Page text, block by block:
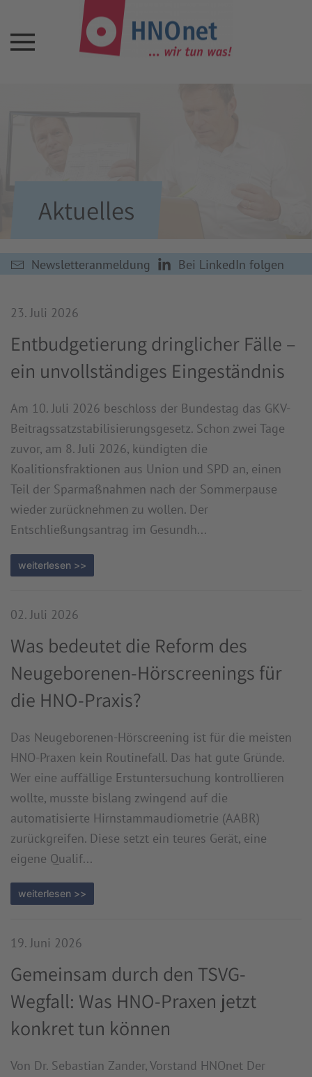
Aktuelles
Newsletteranmeldung Bei LinkedIn folgen
23. Juli 2026
Entbudgetierung dringlicher Fälle –
ein unvollständiges Eingeständnis
Am 10. Juli 2026 beschloss der Bundestag das GKV-
Beitragssatzstabilisierungsgesetz. Schon zwei Tage
zuvor, am 8. Juli 2026, kündigten die
Koalitionsfraktionen aus Union und SPD an, einen
Teil der Sparmaßnahmen nach der Sommerpause
wieder zurücknehmen zu wollen. Der
Entschließungsantrag im Gesundh...
weiterlesen >>
02. Juli 2026
Was bedeutet die Reform des
Neugeborenen-Hörscreenings für
die HNO-Praxis?
Das Neugeborenen-Hörscreening ist für die meisten
HNO-Praxen kein Routinefall. Das hat gute Gründe.
Wer eine auffällige Erstuntersuchung kontrollieren
wollte, musste bislang zwingend auf die
automatisierte Hirnstammaudiometrie (AABR)
zurückgreifen. Diese setzt ein teures Gerät, eine
eigene Qualif...
weiterlesen >>
19. Juni 2026
Gemeinsam durch den TSVG-
Wegfall: Was HNO-Praxen jetzt
konkret tun können
Von Dr. Sebastian Zander, Vorstand HNOnet Der